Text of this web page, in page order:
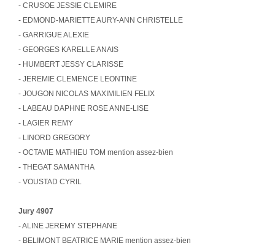
- CRUSOE JESSIE CLEMIRE
- EDMOND-MARIETTE AURY-ANN CHRISTELLE
- GARRIGUE ALEXIE
- GEORGES KARELLE ANAIS
- HUMBERT JESSY CLARISSE
- JEREMIE CLEMENCE LEONTINE
- JOUGON NICOLAS MAXIMILIEN FELIX
- LABEAU DAPHNE ROSE ANNE-LISE
- LAGIER REMY
- LINORD GREGORY
- OCTAVIE MATHIEU TOM mention assez-bien
- THEGAT SAMANTHA
- VOUSTAD CYRIL
Jury 4907
- ALINE JEREMY STEPHANE
- BELIMONT BEATRICE MARIE mention assez-bien